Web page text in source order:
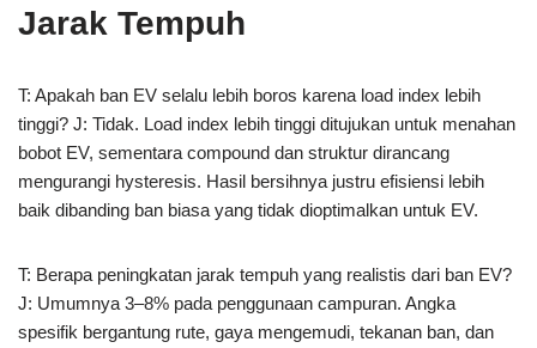
Jarak Tempuh
T: Apakah ban EV selalu lebih boros karena load index lebih
tinggi? J: Tidak. Load index lebih tinggi ditujukan untuk menahan
bobot EV, sementara compound dan struktur dirancang
mengurangi hysteresis. Hasil bersihnya justru efisiensi lebih
baik dibanding ban biasa yang tidak dioptimalkan untuk EV.
T: Berapa peningkatan jarak tempuh yang realistis dari ban EV?
J: Umumnya 3–8% pada penggunaan campuran. Angka
spesifik bergantung rute, gaya mengemudi, tekanan ban, dan